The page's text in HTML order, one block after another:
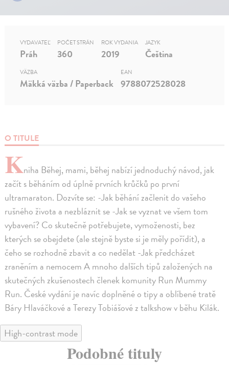
O TITULE
Kniha Běhej, mami, běhej nabízí jednoduchý návod, jak
začít s běháním od úplně prvních krůčků po první
ultramaraton. Dozvíte se: -Jak běhání začlenit do vašeho
rušného života a nezbláznit se -Jak se vyznat ve všem tom
vybavení? Co skutečně potřebujete, vymoženosti, bez
kterých se obejdete (ale stejně byste si je měly pořídit), a
čeho se rozhodně zbavit a co nedělat -Jak předcházet
zraněním a nemocem A mnoho dalších tipů založených na
skutečných zkušenostech členek komunity Run Mummy
Run. České vydání je navíc doplněné o tipy a oblíbené tratě
Báry Hlaváčkové a Terezy Tobiášové z talkshow v běhu Kilák.
VYDAVATEĽ
Práh
POČET STRÁN
360
ROK VYDANIA
2019
JAZYK
Čeština
VÄZBA
Mäkká väzba / Paperback
EAN
9788072528028
High-contrast mode
Podobné tituly